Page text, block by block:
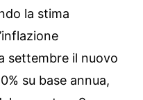
la stima
settembre il nuovo
su base annua,